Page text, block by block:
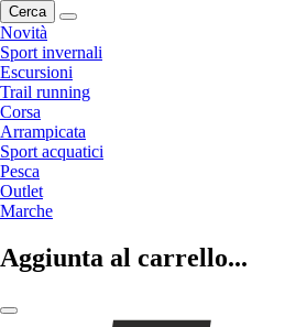
Cerca
Novità
Sport invernali
Escursioni
Trail running
Corsa
Arrampicata
Sport acquatici
Pesca
Outlet
Marche
Aggiunta al carrello...